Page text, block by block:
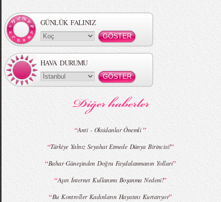
MBFWI - Gülçin Çengel 2015 Yaz
MBFWI - Zeynep Erdoğan 2015 Yaz
MBFWI - Giray Sepin 2015 Yaz Koleksiyonu MBFWI - Burçe Bekrek 2015 Yaz Koleksiyonu
GÜNLÜK FALINIZ
HAVA DURUMU
“Anti - Oksidanlar Önemli”
“Türkiye Yalnız Seyahat Etmede Dünya Birincisi!”
“Bahar Güneşinden Doğru Faydalanmanın Yolları”
“Aşırı İnternet Kullanımı Boşanma Nedeni!”
“Bu Kontroller Kadınların Hayatını Kurtarıyor”